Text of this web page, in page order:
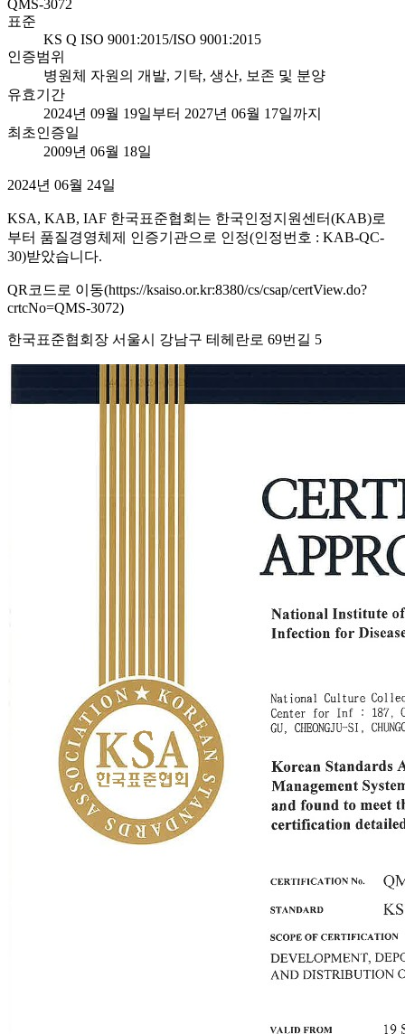
QMS-3072
표준
KS Q ISO 9001:2015/ISO 9001:2015
인증범위
병원체 자원의 개발, 기탁, 생산, 보존 및 분양
유효기간
2024년 09월 19일부터 2027년 06월 17일까지
최초인증일
2009년 06월 18일
2024년 06월 24일
KSA, KAB, IAF 한국표준협회는 한국인정지원센터(KAB)로
부터 품질경영체제 인증기관으로 인정(인정번호 : KAB-QC-
30)받았습니다.
QR코드로 이동(https://ksaiso.or.kr:8380/cs/csap/certView.do?
crtcNo=QMS-3072)
한국표준협회장 서울시 강남구 테헤란로 69번길 5